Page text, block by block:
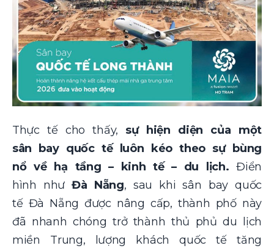
Thực tế cho thấy, sự hiện diện của một
sân bay quốc tế luôn kéo theo sự bùng
nổ về hạ tầng – kinh tế – du lịch. Điển
hình nhưĐà Nẵng, sau khi sân bay quốc
tế Đà Nẵng được nâng cấp, thành phố này
đã nhanh chóng trở thành thủ phủ du lịch
miền Trung, lượng khách quốc tế tăng